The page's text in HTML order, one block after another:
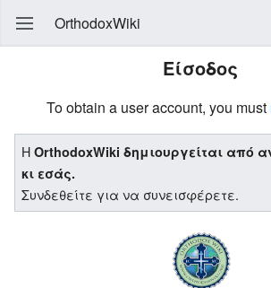
OrthodoxWiki
Είσοδος
To obtain a user account, you must
ΗOrthodoxWiki δημιουργείται από
κι εσάς.
Συνδεθείτε για να συνεισφέρετε.